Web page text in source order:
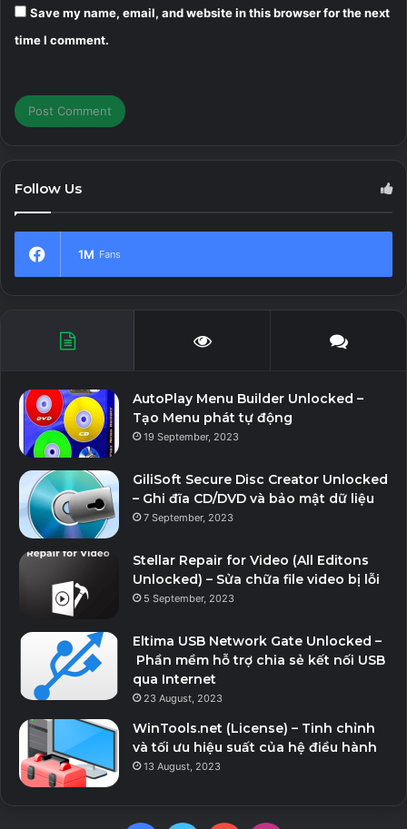
Save my name, email, and website in this browser for the next
time I comment.
Follow Us
1M Fans
AutoPlay Menu Builder Unlocked –
Tạo Menu phát tự động
19 September, 2023
GiliSoft Secure Disc Creator Unlocked
– Ghi đĩa CD/DVD và bảo mật dữ liệu
7 September, 2023
Stellar Repair for Video (All Editons
Unlocked) – Sửa chữa file video bị lỗi
5 September, 2023
Eltima USB Network Gate Unlocked –
Phần mềm hỗ trợ chia sẻ kết nối USB
qua Internet
23 August, 2023
WinTools.net (License) – Tinh chỉnh
và tối ưu hiệu suất của hệ điều hành
13 August, 2023